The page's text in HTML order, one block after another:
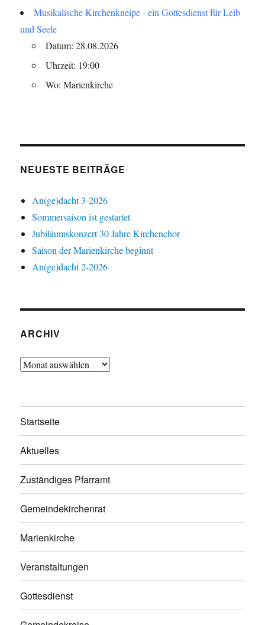
Musikalische Kirchenkneipe - ein Gottesdienst für Leib
und Seele
Datum: 28.08.2026
Uhrzeit: 19:00
Wo: Marienkirche
NEUESTE BEITRÄGE
An(ge)dacht 3-2026
Sommersaison ist gestartet
Jubiläumskonzert 30 Jahre Kirchenchor
Saison der Marienkirche beginnt
An(ge)dacht 2-2026
ARCHIV
Archiv
Startseite
Aktuelles
Zuständiges Pfarramt
Gemeindekirchenrat
Marienkirche
Veranstaltungen
Gottesdienst